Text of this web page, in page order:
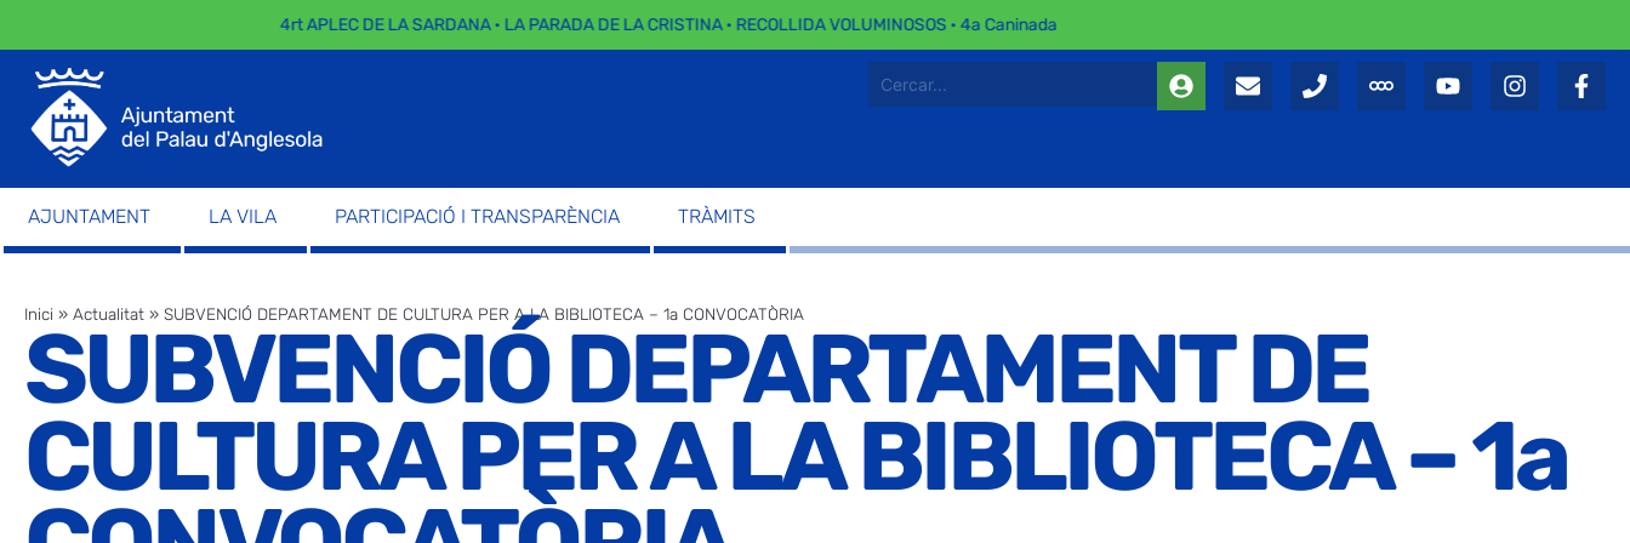
4rt APLEC DE LA SARDANA · LA PARADA DE LA CRISTINA · RECOLLIDA VOLUMINOSOS · 4a Caninada
AJUNTAMENT LA VILA PARTICIPACIÓ I TRANSPARÈNCIA TRÀMITS
Inici » Actualitat » SUBVENCIÓ DEPARTAMENT DE CULTURA PER A LA BIBLIOTECA – 1a CONVOCATÒRIA
SUBVENCIÓ DEPARTAMENT DE
CULTURA PER A LA BIBLIOTECA – 1a